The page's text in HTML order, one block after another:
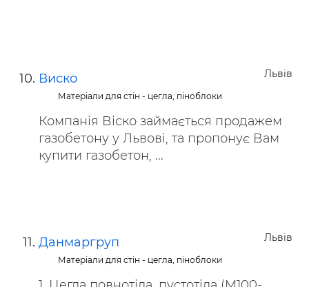
Львів
Виско
Матеріали для стін - цегла, піноблоки
Компанія Віско займається продажем
газобетону у Львові, та пропонує Вам
купити газобетон, ...
Львів
Данмаргруп
Матеріали для стін - цегла, піноблоки